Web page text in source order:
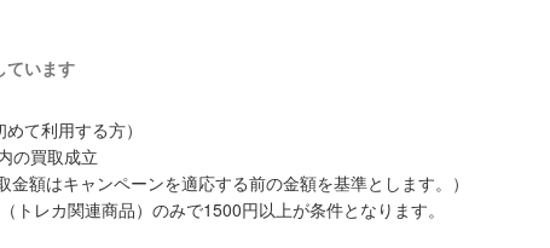
にお調べいただけます。
ています
て利用する方）
の買取成立
金額はキャンペーンを適応する前の金額を基準とします。）
トレカ関連商品）のみで1500円以上が条件となります。